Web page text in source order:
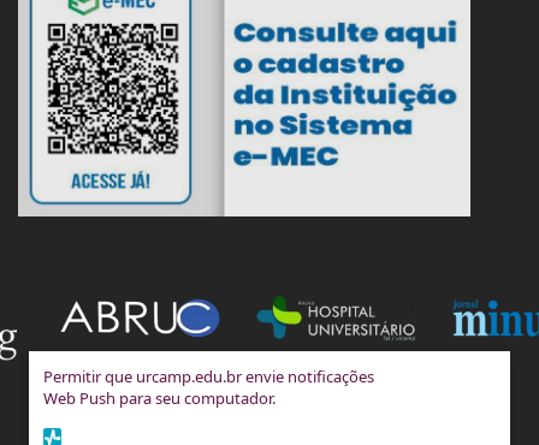
Permitir que urcamp.edu.br envie notificações
Web Push para seu computador.